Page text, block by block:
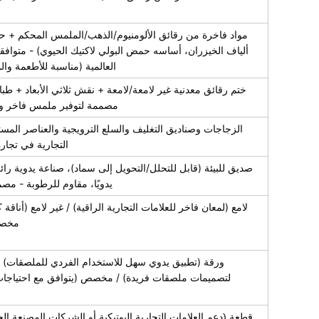
مواد فاخرة من رقائق الألومنيوم/الذهب/الملمس المحكم +
العالمية (مناسبة للأطعمة
ختم رقائق معدنية غير لامعة/لامعة + نقش ثلاثي الأبعاد +
مصممة لتوفير ملمس فاخر
الزجاجات وصناديق التغليف والسلع الترويجية والعناصر
التجارية في
صديق للبيئة (قابل للتحلل/التحويل إلى سماد)، صناعة يدوية
يدويًا، مقاوم للرطوبة -
لامع (لمعان فاخر للعلامات التجارية الراقية) / غير لامع
ورقة (تطبيق يدوي سهل للاستخدام الفردي
لتصميمات ملصقات فريدة) / مخصص (يتوافق مع